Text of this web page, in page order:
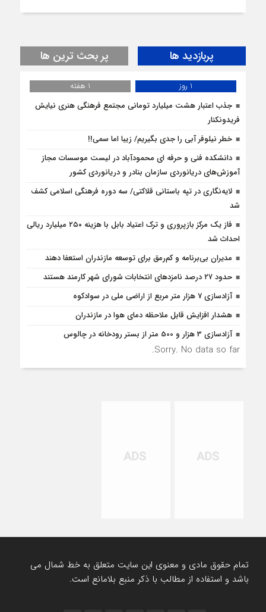
پربازدید ها پر بحث ترین ها
1 روز
1 هفته
جذب اعتبار هشت میلیارد تومانی مجتمع فرهنگی هنری نیایش
فریدونکنار
خطر نیلوفر آبی را جدی بگیریم/ زیبا اما سمی!!
دانشکده فنی و حرفه ای محمودآباد در لیست موسسات مجاز
آموزش‌های دریانوردی سازمان بنادر و دریانوردی کشور
لایه‌نگاری در تپه باستانی قلاکتی/ سه دوره فرهنگی اسلامی کشف
شد
فاز یک مرکز بازپروری و ترک اعتیاد بابل با هزینه ۲۵۰ میلیارد ریالی
احداث شد
مدیران بی‌برنامه و کم‌رمق برای توسعه مازندران استعفا دهند
حدود ۲۷ درصد نامزدهای انتخابات شورای شهر کارمند هستند
آزادسازی 7 هزار متر مربع از اراضی ملی در سوادکوه
هشدار افزایش قابل ملاحظه دمای هوا در مازندران
آزادسازی 3 هزار و 500 متر از بستر رودخانه در چالوس
Sorry. No data so far.
تمام حقوق مادی و معنوی این سایت متعلق به خط شمال می
باشد و استفاده از مطالب با ذکر منبع بلامانع است.